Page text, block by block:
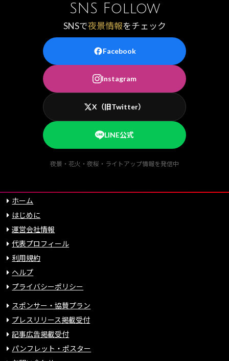
SNS Follow
SNSで夜景情報をチェック
Facebook
Instagram
X（旧Twitter）
LINE公式
夜景・花火・夜桜・ライトアップ情報を発信中
ホーム
はじめに
運営会社情報
代表プロフィール
利用規約
ヘルプ
プライバシーポリシー
スポンサー・協賛プラン
プレスリリース掲載受付
記事広告掲載受付
パンフレット・ポスター